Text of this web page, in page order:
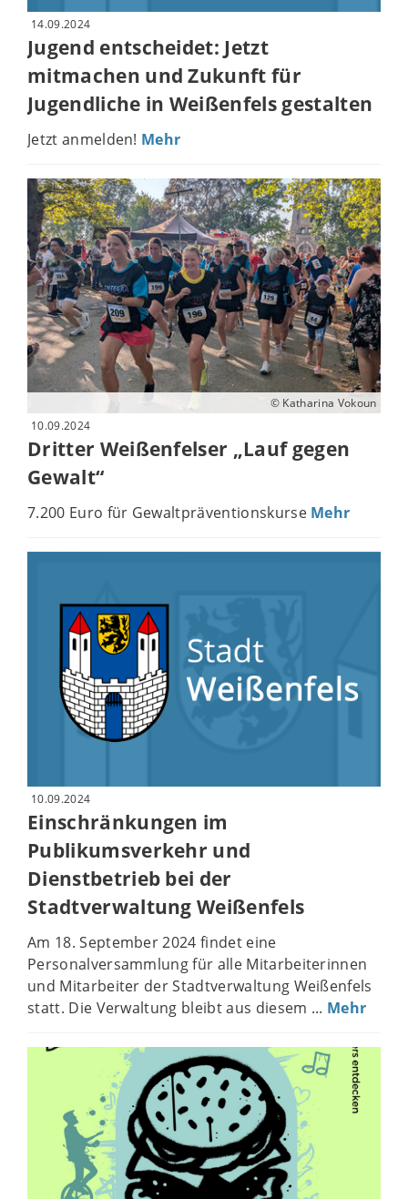
14.09.2024
Jugend entscheidet: Jetzt
mitmachen und Zukunft für
Jugendliche in Weißenfels gestalten
Jetzt anmelden! Mehr
© Katharina Vokoun
10.09.2024
Dritter Weißenfelser „Lauf gegen
Gewalt“
7.200 Euro für Gewaltpräventionskurse Mehr
10.09.2024
Einschränkungen im
Publikumsverkehr und
Dienstbetrieb bei der
Stadtverwaltung Weißenfels
Am 18. September 2024 findet eine
Personalversammlung für alle Mitarbeiterinnen
und Mitarbeiter der Stadtverwaltung Weißenfels
statt. Die Verwaltung bleibt aus diesem ... Mehr